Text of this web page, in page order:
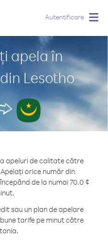
Autentificare
apela în
Lesotho
apeluri de calitate către
Apelați orice număr din
de la numai 70.0 ¢
sau un plan de apelare
tarife pe minut către